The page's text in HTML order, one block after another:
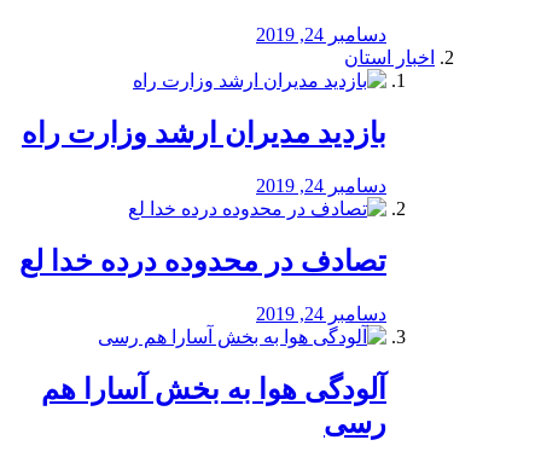
دسامبر 24, 2019
اخبار استان
بازدید مدیران ارشد وزارت راه
دسامبر 24, 2019
تصادف در محدوده درده خدا لع
دسامبر 24, 2019
آلودگی هوا به بخش آسارا هم
رسی